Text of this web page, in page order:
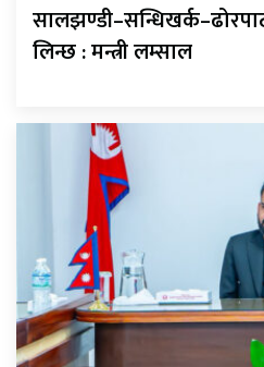
लिन्छ : मन्त्री लम्साल